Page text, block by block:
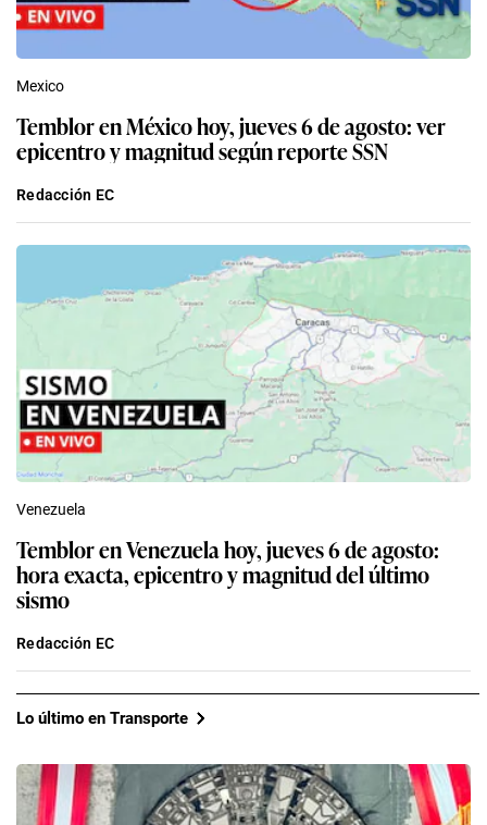
Mexico
Temblor en México hoy, jueves 6 de agosto: ver
epicentro y magnitud según reporte SSN
Redacción EC
Venezuela
Temblor en Venezuela hoy, jueves 6 de agosto:
hora exacta, epicentro y magnitud del último
sismo
Redacción EC
Lo último en Transporte